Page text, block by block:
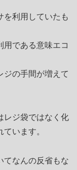
を利用していたも
用である意味エコ
ジの手間が増えて
レジ袋ではなく化
います。
てなんの反省もな